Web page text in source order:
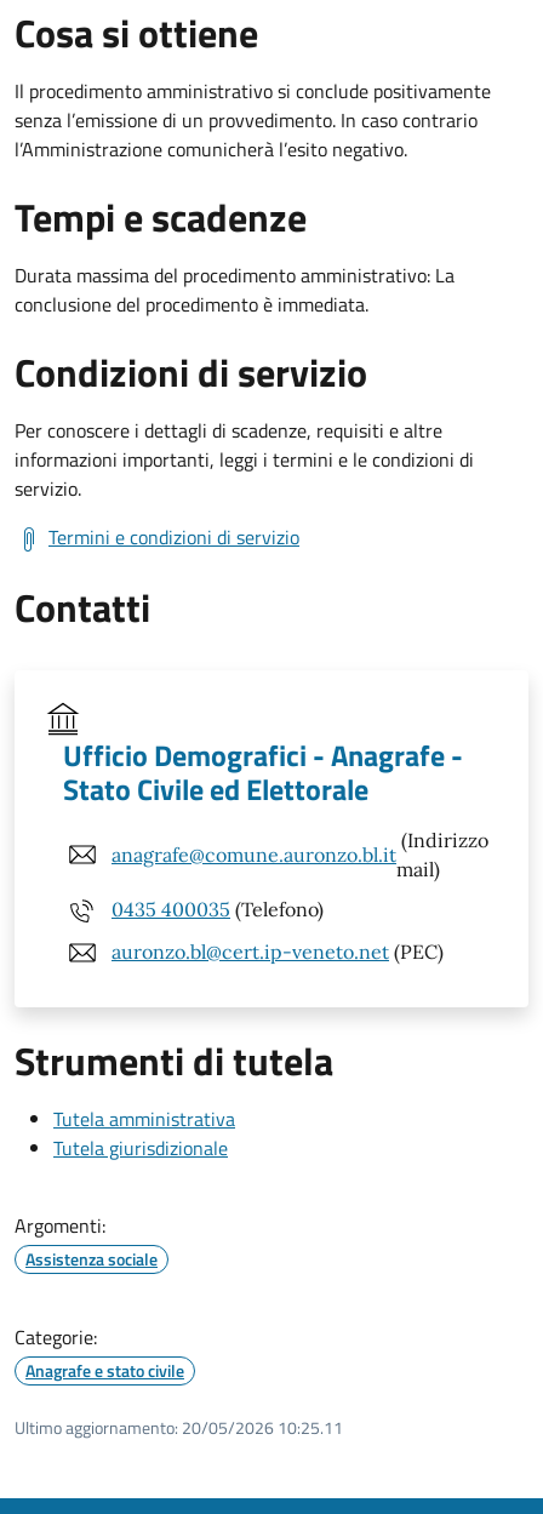
Cosa si ottiene
Il procedimento amministrativo si conclude positivamente
senza l’emissione di un provvedimento. In caso contrario
l’Amministrazione comunicherà l’esito negativo.
Tempi e scadenze
Durata massima del procedimento amministrativo: La
conclusione del procedimento è immediata.
Condizioni di servizio
Per conoscere i dettagli di scadenze, requisiti e altre
informazioni importanti, leggi i termini e le condizioni di
servizio.
Termini e condizioni di servizio
Contatti
Ufficio Demografici - Anagrafe -
Stato Civile ed Elettorale
anagrafe@comune.auronzo.bl.it
(Indirizzo
mail)
0435 400035 (Telefono)
auronzo.bl@cert.ip-veneto.net (PEC)
Strumenti di tutela
Tutela amministrativa
Tutela giurisdizionale
Argomenti:
Assistenza sociale
Categorie:
Anagrafe e stato civile
Ultimo aggiornamento: 20/05/2026 10:25.11